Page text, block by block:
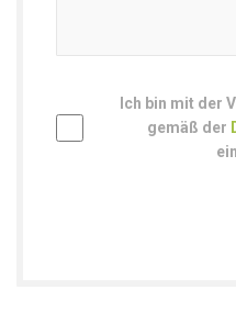
Ich bin mit der
gemäß der